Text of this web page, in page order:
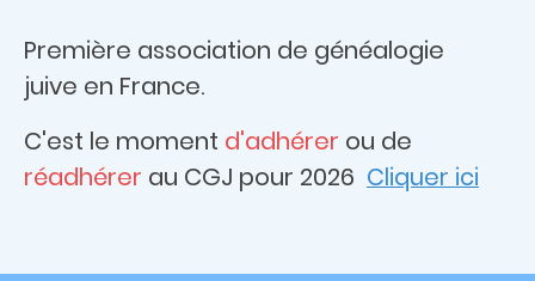
Première association de généalogie
juive en France.
C'est le moment d'adhérer ou de
réadhérer au CGJ pour 2026 Cliquer ici